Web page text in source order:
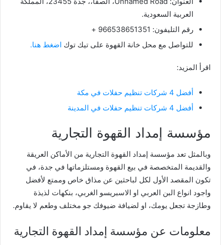
العربية السعودية.
رقم التليفون: 966538651351 +
للتواصل مع محل خانة القهوة على تيك توك اضغط هنا.
اقرأ المزيد:
أفضل 4 شركات تنظيم حفلات في مكة
أفضل 4 شركات تنظيم حفلات في المدينة
مؤسسة إمداد القهوة التجارية
وبالمثل تعد مؤسسة إمداد القهوة التجارية من الأماكن العريقة
والقديمة المتخصصة في بيع القهوة ومستلزماتها في جدة، في
تكون المقصد الأول لكل لباحثين عن مذاق خاص وممتع لأفضل
واجود انواع البن العربي او الاسبريسو الغربي، بنكهات لذيذة
وطازجة تجعل يومك، او لضيافة ضيوفك جو مختلف وطعم لا يقاوم.
معلومات عن مؤسسة إمداد القهوة التجارية